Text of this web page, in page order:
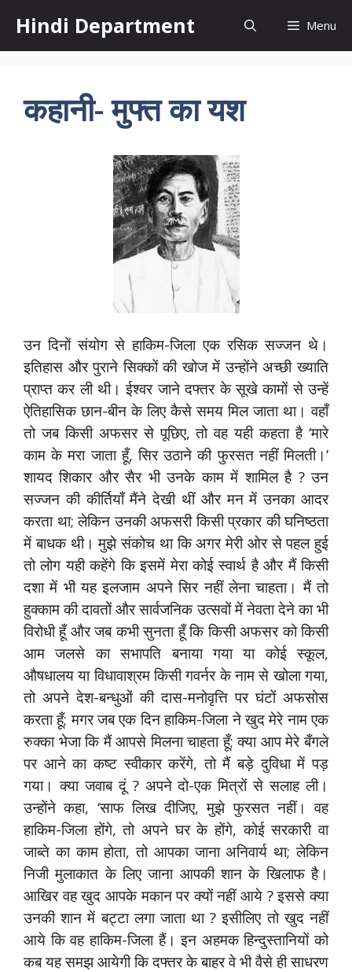
content
Hindi Department Menu
कहानी- मुफ्त का यश
उन दिनों संयोग से हाकिम-जिला एक रसिक सज्जन थे।
इतिहास और पुराने सिक्कों की खोज में उन्होंने अच्छी ख्याति
प्राप्त कर ली थी। ईश्वर जाने दफ्तर के सूखे कामों से उन्हें
ऐतिहासिक छान-बीन के लिए कैसे समय मिल जाता था। वहाँ
तो जब किसी अफसर से पूछिए, तो वह यही कहता है ‘मारे
काम के मरा जाता हूँ, सिर उठाने की फुरसत नहीं मिलती।’
शायद शिकार और सैर भी उनके काम में शामिल है ? उन
सज्जन की कीर्तियाँ मैंने देखी थीं और मन में उनका आदर
करता था; लेकिन उनकी अफसरी किसी प्रकार की घनिष्ठता
में बाधक थी। मुझे संकोच था कि अगर मेरी ओर से पहल हुई
तो लोग यही कहेंगे कि इसमें मेरा कोई स्वार्थ है और मैं किसी
दशा में भी यह इलजाम अपने सिर नहीं लेना चाहता। मैं तो
हुक्काम की दावतों और सार्वजनिक उत्सवों में नेवता देने का भी
विरोधी हूँ और जब कभी सुनता हूँ कि किसी अफसर को किसी
आम जलसे का सभापति बनाया गया या कोई स्कूल,
औषधालय या विधावाश्रम किसी गवर्नर के नाम से खोला गया,
तो अपने देश-बन्धुओं की दास-मनोवृत्ति पर घंटों अफसोस
करता हूँ; मगर जब एक दिन हाकिम-जिला ने खुद मेरे नाम एक
रुक्का भेजा कि मैं आपसे मिलना चाहता हूँ; क्या आप मेरे बँगले
पर आने का कष्ट स्वीकार करेंगे, तो मैं बड़े दुविधा में पड़
गया। क्या जवाब दूं ? अपने दो-एक मित्रों से सलाह ली।
उन्होंने कहा, ‘साफ लिख दीजिए, मुझे फुरसत नहीं। वह
हाकिम-जिला होंगे, तो अपने घर के होंगे, कोई सरकारी वा
जाब्ते का काम होता, तो आपका जाना अनिवार्य था; लेकिन
निजी मुलाकात के लिए जाना आपकी शान के खिलाफ है।
आखिर वह खुद आपके मकान पर क्यों नहीं आये ? इससे क्या
उनकी शान में बट्टा लगा जाता था ? इसीलिए तो खुद नहीं
आये कि वह हाकिम-जिला हैं। इन अहमक हिन्दुस्तानियों को
कब यह समझ आयेगी कि दफ्तर के बाहर वे भी वैसे ही साधरण